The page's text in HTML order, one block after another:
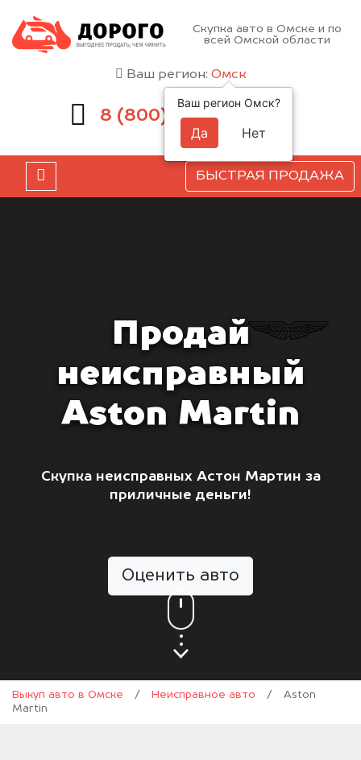
Скупка авто в Омске и по
всей Омской области
Ваш регион: Омск
8 (800) 551-81-15
БЫСТРАЯ ПРОДАЖА
Продай
неисправный
Aston Martin
Скупка неисправных Астон Мартин за
приличные деньги!
Оценить авто
Выкуп авто в Омске / Неисправное авто /
Aston
Martin
Ваш регион Омск?
Да Нет